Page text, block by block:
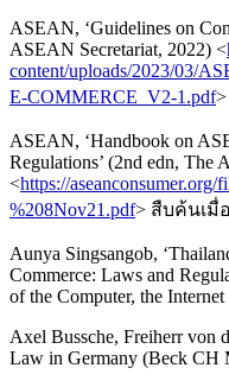
ASEAN, ‘Guidelines on
ASEAN Secretariat, 2022) <
content/uploads/2023/03/
E-COMMERCE_V2-1.pdf
ASEAN, ‘Handbook on
Regulations’ (2nd edn, The
<https://
%208Nov21.pdf> สืบค้นเมื่
Aunya Singsangob,
Commerce: Laws and
of the Computer, the
Axel Bussche, Freiherr von
Law in Germany (Beck CH